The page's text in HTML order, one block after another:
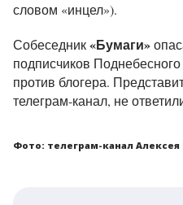
словом «инцел»).
Собеседник«Бумаги»
подписчиков
против блогера.
телеграм-канал, не
Фото: телеграм-канал Алексея